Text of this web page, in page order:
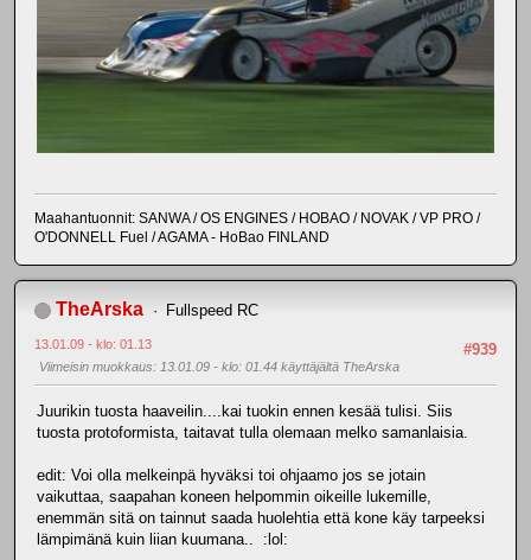
Maahantuonnit: SANWA / OS ENGINES / HOBAO / NOVAK / VP PRO /
O'DONNELL Fuel / AGAMA - HoBao FINLAND
TheArska Fullspeed RC
#939
13.01.09 - klo: 01.13
Viimeisin muokkaus: 13.01.09 - klo: 01.44 käyttäjältä TheArska
Juurikin tuosta haaveilin....kai tuokin ennen kesää tulisi. Siis
tuosta protoformista, taitavat tulla olemaan melko samanlaisia.
edit: Voi olla melkeinpä hyväksi toi ohjaamo jos se jotain
vaikuttaa, saapahan koneen helpommin oikeille lukemille,
enemmän sitä on tainnut saada huolehtia että kone käy tarpeeksi
lämpimänä kuin liian kuumana.. :lol: